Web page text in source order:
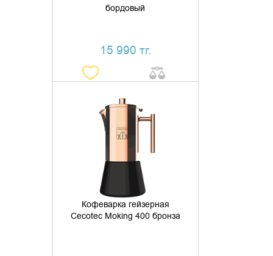
бордовый
15 990 тг.
Кофеварка гейзерная
Cecotec Moking 400 бронза
ДОБАВИТЬ В КОРЗИНУ